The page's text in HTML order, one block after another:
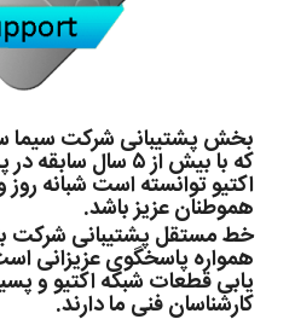
بخش پشتیبانی شرکت سیما
که با بیش از ۵ سال
اکتیو توانسته است شبانه
هموطنان عزیز باشد.
همواره پاسخگوی عزیزانی
یابی قطعات شبکه اکتیو و
کارشناسان فنی ما دارند.